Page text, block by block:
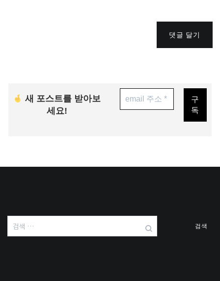
댓글 달기
새 포스트를 받아보
세요!
검
색: